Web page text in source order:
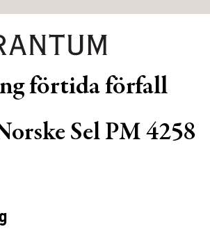
förtida förfall
Sel PM 4258